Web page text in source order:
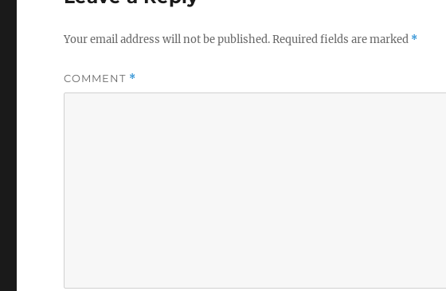
Your email address will not be published.Required fields are marked *
COMMENT *